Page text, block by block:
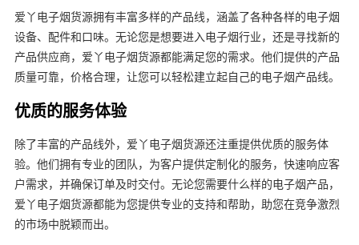
爱丫电子烟货源拥有丰富多样的产品线，涵盖了各种各样的电子烟
设备、配件和口味。无论您是想要进入电子烟行业，还是寻找新的
产品供应商，爱丫电子烟货源都能满足您的需求。他们提供的产品
质量可靠，价格合理，让您可以轻松建立起自己的电子烟产品线。
优质的服务体验
除了丰富的产品线外，爱丫电子烟货源还注重提供优质的服务体
验。他们拥有专业的团队，为客户提供定制化的服务，快速响应客
户需求，并确保订单及时交付。无论您需要什么样的电子烟产品，
爱丫电子烟货源都能为您提供专业的支持和帮助，助您在竞争激烈
的市场中脱颖而出。